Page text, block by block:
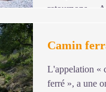
en plein écran
retournons ».
lorsqu'elles
de nos jours on
visibles au musée
Camin
L'appelation «
ferré », a une